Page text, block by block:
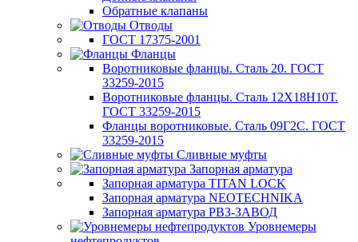
Обратные клапаны
Отводы
ГОСТ 17375-2001
Фланцы
Воротниковые фланцы. Сталь 20. ГОСТ
33259-2015
Воротниковые фланцы. Сталь 12Х18Н10Т.
ГОСТ 33259-2015
Фланцы воротниковые. Сталь 09Г2С. ГОСТ
33259-2015
Сливные муфты
Запорная арматура
Запорная арматура TITAN LOCK
Запорная арматура NEOTECHNIKA
Запорная арматура РВЗ-ЗАВОД
Уровнемеры